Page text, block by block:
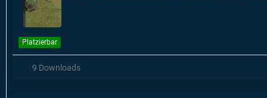
Platzierbar
9 Downloads